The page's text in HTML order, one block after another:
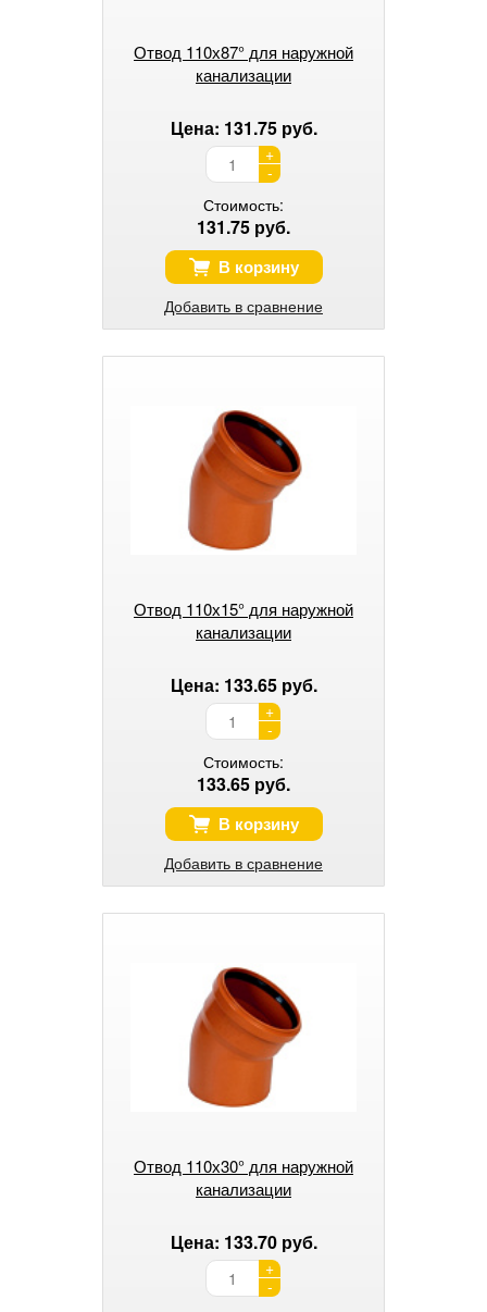
Отвод 110х87° для наружной
канализации
Цена: 131.75 руб.
+
-
Стоимость:
131.75 руб.
В корзину
Добавить в сравнение
Отвод 110х15° для наружной
канализации
Цена: 133.65 руб.
+
-
Стоимость:
133.65 руб.
В корзину
Добавить в сравнение
Отвод 110х30° для наружной
канализации
Цена: 133.70 руб.
+
-